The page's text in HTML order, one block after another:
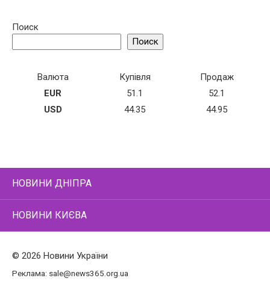
Поиск
Поиск
Валюта Купівля
Продаж
EUR
51.1
52.1
USD
44.35 44.95
НОВИНИ ДНІПРА
НОВИНИ КИЄВА
© 2026 Новини України
Реклама: sale@news365.org.ua